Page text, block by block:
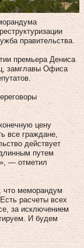
правительства.
премьера Дениса
замглавы Офиса
цену
все граждане,
действует
путем
— отметил
что меморандум
расчеты всех
за исключением
И будем